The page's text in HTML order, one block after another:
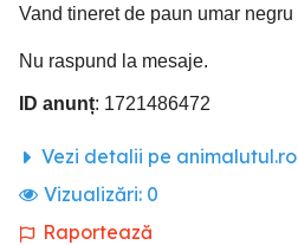
Vand tineret de paun umar negru
Nu raspund la mesaje.
ID anunț: 1721486472
Vezi detalii pe animalutul.ro
Vizualizări: 0
Raportează